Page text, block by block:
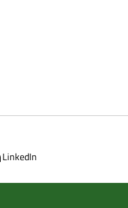
LinkedIn